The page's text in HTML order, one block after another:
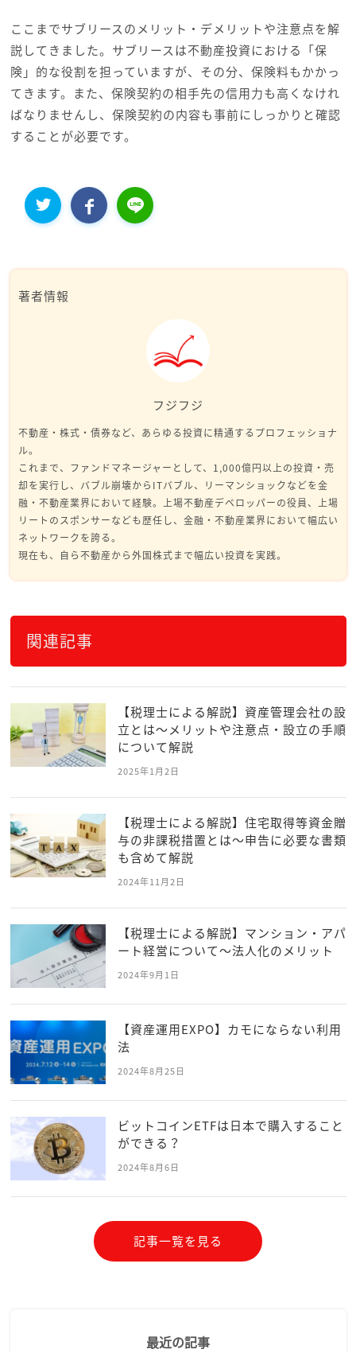
ここまでサブリースのメリット・デメリットや注意点を解
説してきました。サブリースは不動産投資における「保
険」的な役割を担っていますが、その分、保険料もかかっ
てきます。また、保険契約の相手先の信用力も高くなけれ
ばなりませんし、保険契約の内容も事前にしっかりと確認
することが必要です。
著者情報
フジフジ
不動産・株式・債券など、あらゆる投資に精通するプロフェッショナ
ル。
これまで、ファンドマネージャーとして、1,000億円以上の投資・売
却を実行し、バブル崩壊からITバブル、リーマンショックなどを金
融・不動産業界において経験。上場不動産デベロッパーの役員、上場
リートのスポンサーなども歴任し、金融・不動産業界において幅広い
ネットワークを誇る。
現在も、自ら不動産から外国株式まで幅広い投資を実践。
関連記事
【税理士による解説】資産管理会社の設
立とは～メリットや注意点・設立の手順
について解説
2025年1月2日
【税理士による解説】住宅取得等資金贈
与の非課税措置とは～申告に必要な書類
も含めて解説
2024年11月2日
【税理士による解説】マンション・アパ
ート経営について～法人化のメリット
2024年9月1日
【資産運用EXPO】カモにならない利用
法
2024年8月25日
ビットコインETFは日本で購入すること
ができる？
2024年8月6日
記事一覧を見る
最近の記事